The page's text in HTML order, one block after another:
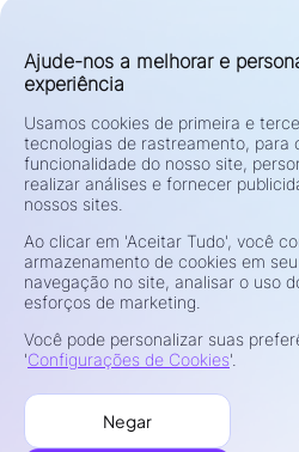
mudanças regulatórias.
Aviso de Risco:
um alto risco de perda rápida de
instrumentos pode não ser
investidores. Seu potencial de
ligado às flutuações de preço do
considere cuidadosamente seus
nível de experiência, situação
Se você não tiver certeza sobre os
negociação, busque orientação
financeiro qualificado. Não
pode perder.
Termos de Uso
Divulgação de Risco
Tratamento de Reclamações
Ajude-nos a melhorar e
experiência
Usamos cookies de primeira e
tecnologias de rastreamento, para
funcionalidade do nosso site,
realizar análises e fornecer
nossos sites.
Ao clicar em 'Aceitar Tudo', você
armazenamento de cookies em
navegação no site, analisar o uso
esforços de marketing.
Você pode personalizar suas
'Configurações de Cookies'.
Negar